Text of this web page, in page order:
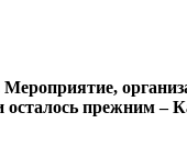
осталось прежним –